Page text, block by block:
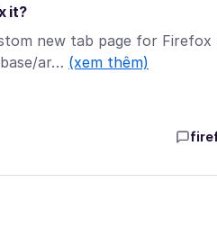
it?
new tab page for
ar… (xem thêm)